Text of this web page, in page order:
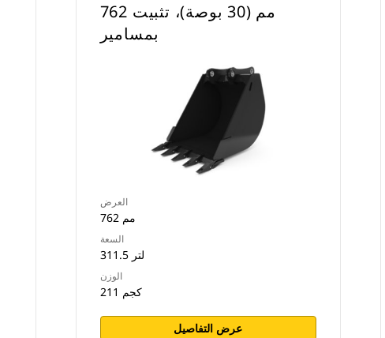
762 مم (30 بوصة)، تثبيت
بمسامير
العرض
762 مم
السعة
311.5 لتر
الوزن
211 كجم
عرض التفاصيل